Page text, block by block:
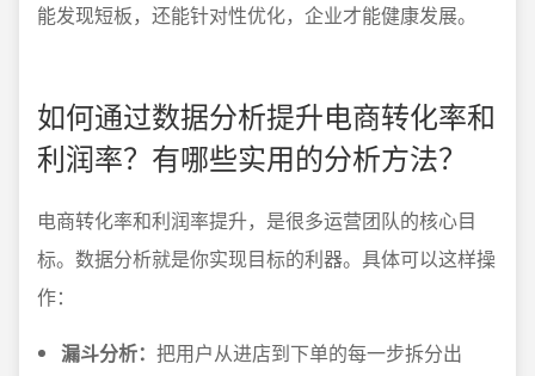
能发现短板，还能针对性优化，企业才能健康发展。
如何通过数据分析提升电商转化率和
利润率？有哪些实用的分析方法？
电商转化率和利润率提升，是很多运营团队的核心目
标。数据分析就是你实现目标的利器。具体可以这样操
作：
漏斗分析： 把用户从进店到下单的每一步拆分出